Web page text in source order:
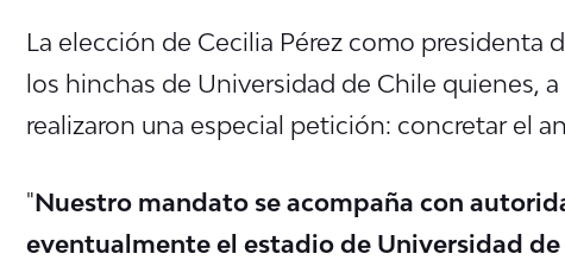
La elección de Cecilia Pérez como presidenta
los hinchas de Universidad de Chile quienes,
realizaron una especial petición: concretar el
"Nuestro mandato se acompaña con
eventualmente el estadio de Universidad